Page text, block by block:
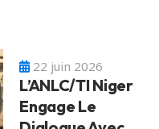
22 juin 2026
L’ANLC/TI Niger
Engage Le